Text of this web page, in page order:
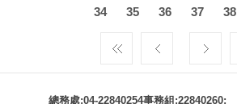
34 35 36 37 38
總務處:04-22840254事務組:22840260;